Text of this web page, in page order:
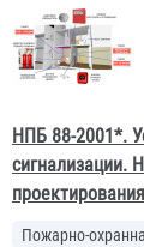
НПБ 88-2001*.
сигнализации.
проектирования
Пожарно-